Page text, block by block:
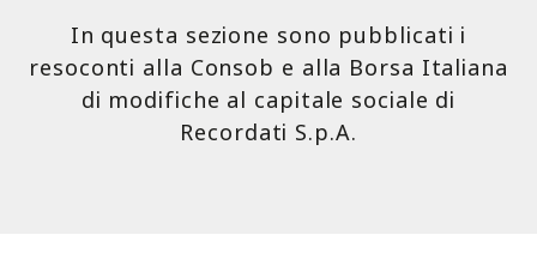
In questa sezione sono pubblicati i
resoconti alla Consob e alla Borsa Italiana
di modifiche al capitale sociale di
Recordati S.p.A.